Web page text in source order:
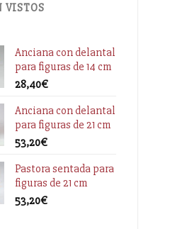
VISTOS
Anciana con delantal
para figuras de 14 cm
28,40€
Anciana con delantal
para figuras de 21 cm
53,20€
Pastora sentada para
figuras de 21 cm
53,20€